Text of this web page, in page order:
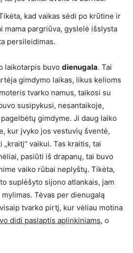
kad vaikas sėdi po krūtine ir
mama pargriūva, gyslelė išslysta
persileidimas.
laikotarpis buvo dienugala. Tai
gimdymo laikas, likus kelioms
tvarko namus, taikosi su
susipykusi, nesantaikoje,
gimdyme. Ji daug laiko
kur įvyko jos vestuvių šventė,
vaikui. Tas kraitis, tai
pasiūti iš drapanų, tai buvo
vaiko rūbai neplyštų. Tikėta,
suplėšyto sijono atlankais, jam
Tėvas per dienugalą
tvarko pirtį, kur vėliau motina
didi paslaptis aplinkiniams, o